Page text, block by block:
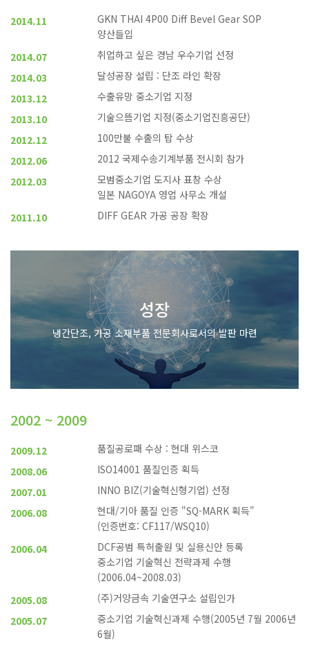
2014.11
GKN THAI 4P00 Diff Bevel Gear SOP
양산들입
2014.07
취업하고 싶은 경남 우수기업 선정
2014.03
달성공장 설립 : 단조 라인 확장
2013.12
수출유망 중소기업 지정
2013.10
기술으뜸기업 지정(중소기업진흥공단)
2012.12
100만불 수출의 탑 수상
2012.06
2012 국제수송기계부품 전시회 참가
2012.03
모범중소기업 도지사 표창 수상
일본 NAGOYA 영업 사무소 개설
2011.10
DIFF GEAR 가공 공장 확장
성장
냉간단조, 가공 소재부품 전문회사로서의 발판 마련
2002 ~ 2009
2009.12
품질공로패 수상 : 현대 위스코
2008.06
ISO14001 품질인증 획득
2007.01
INNO BIZ(기술혁신형기업) 선정
2006.08
현대/기아 품질 인증 "SQ-MARK 획득"
(인증번호: CF117/WSQ10)
2006.04
DCF공범 특허출원 및 실용신안 등록
중소기업 기술혁신 전략과제 수행
(2006.04~2008.03)
2005.08
(주)거양금속 기술연구소 설립인가
2005.07
중소기업 기술혁신과제 수행(2005년 7월 2006년
6월)